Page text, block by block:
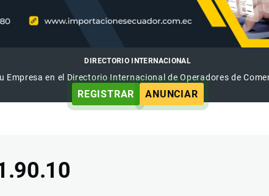
DIRECTORIO INTERNACIONAL
Empresa en el Directorio Internacional de Operadores de
REGISTRAR ANUNCIAR